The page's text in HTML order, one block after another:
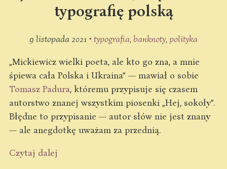
typografię polską
9 listopada 2021 • typografia banknoty polityka
„Mickiewicz wielki poeta, ale kto go zna, a mnie
śpiewa cała Polska i Ukraina” — mawiał o sobie
Tomasz Padura, któremu przypisuje się czasem
autorstwo znanej wszystkim piosenki „Hej, sokoły”.
Błędne to przypisanie — autor słów nie jest znany
— ale anegdotkę uważam za przednią.
Czytaj dalej